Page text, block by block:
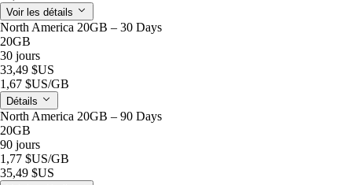
Voir les détails
North America 20GB – 30 Days
20GB
30 jours
33,49 $US
1,67 $US/GB
Détails
North America 20GB – 90 Days
20GB
90 jours
1,77 $US/GB
35,49 $US